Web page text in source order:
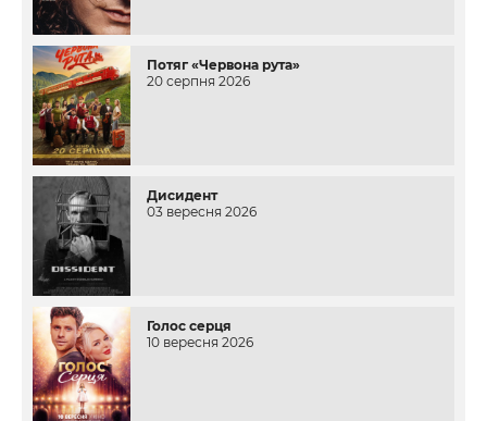
Потяг «Червона рута»
20 серпня 2026
Дисидент
03 вересня 2026
Голос серця
10 вересня 2026